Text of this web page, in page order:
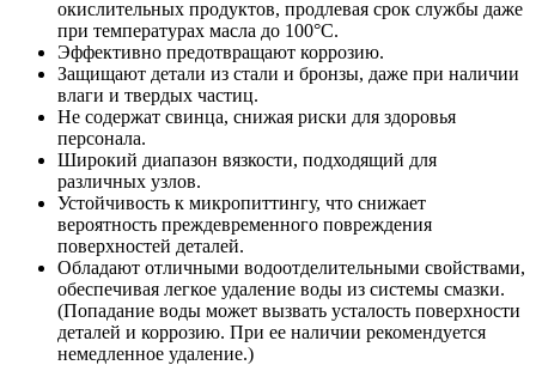
окислительных продуктов, продлевая срок службы даже
при температурах масла до 100°C.
Эффективно предотвращают коррозию.
Защищают детали из стали и бронзы, даже при наличии
влаги и твердых частиц.
Не содержат свинца, снижая риски для здоровья
персонала.
Широкий диапазон вязкости, подходящий для
различных узлов.
Устойчивость к микропиттингу, что снижает
вероятность преждевременного повреждения
поверхностей деталей.
Обладают отличными водоотделительными свойствами,
обеспечивая легкое удаление воды из системы смазки.
(Попадание воды может вызвать усталость поверхности
деталей и коррозию. При ее наличии рекомендуется
немедленное удаление.)